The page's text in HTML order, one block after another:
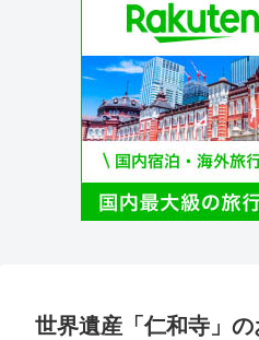
世界遺産「仁和寺」